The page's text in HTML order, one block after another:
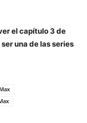
el capítulo 3 de
ser una de las series